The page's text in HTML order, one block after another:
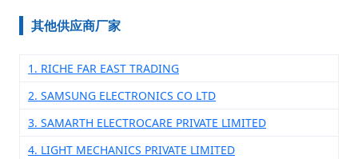
其他供应商厂家
1. RICHE FAR EAST TRADING
2. SAMSUNG ELECTRONICS CO LTD
3. SAMARTH ELECTROCARE PRIVATE LIMITED
4. LIGHT MECHANICS PRIVATE LIMITED